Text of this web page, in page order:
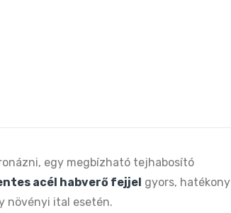
egy megbízható tejhabosító
acél habverő fejjel gyors, hatékony
növényi ital esetén.